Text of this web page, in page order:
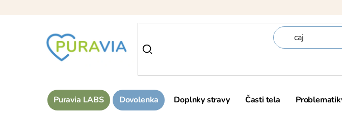
Puravia LABS Dovolenka Doplnky stravy Časti tela